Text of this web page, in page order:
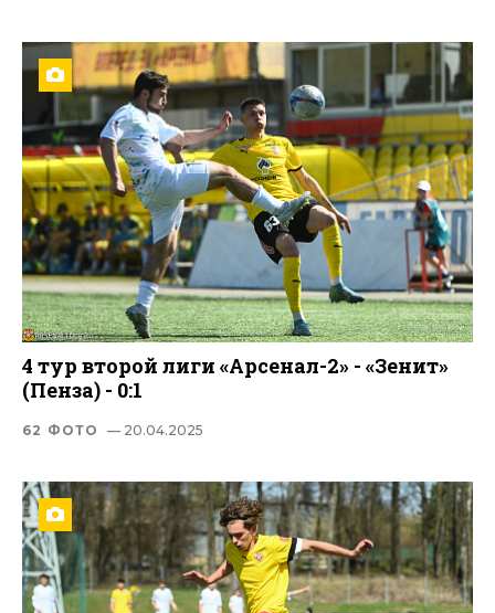
4 тур второй лиги «Арсенал-2» - «Зенит»
(Пенза) - 0:1
62 ФОТО — 20.04.2025